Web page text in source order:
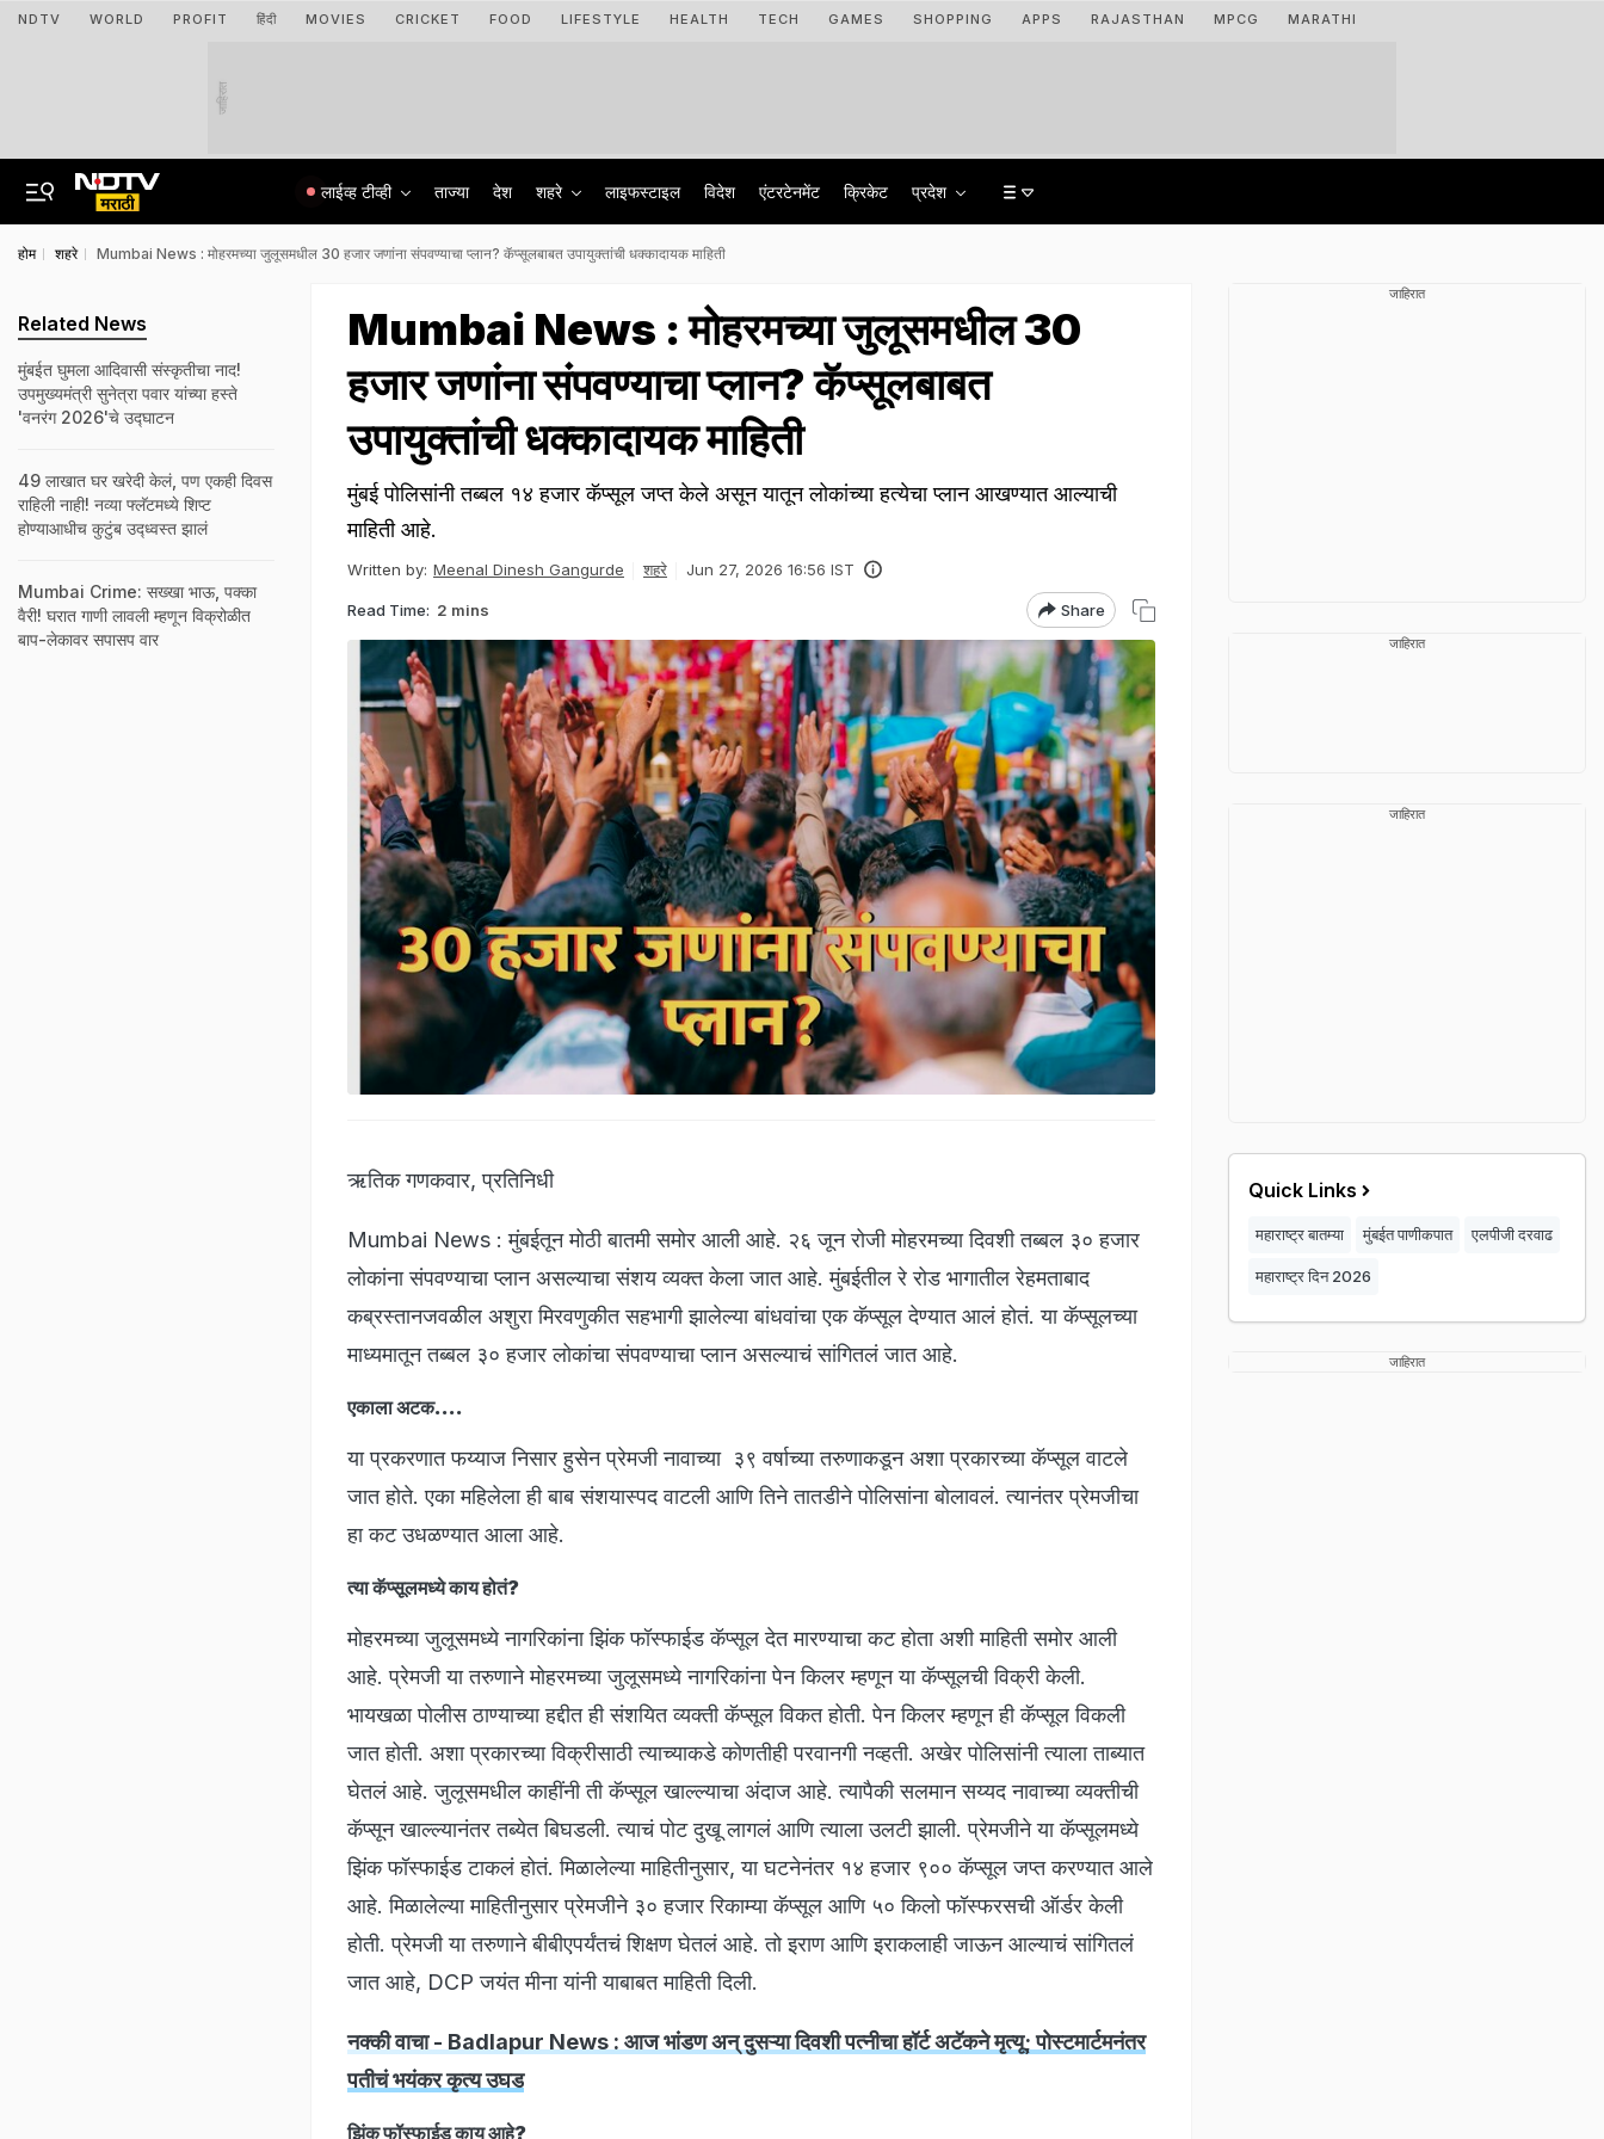
NDTV WORLD PROFIT हिंदी MOVIES CRICKET FOOD LIFESTYLE HEALTH TECH GAMES SHOPPING APPS RAJASTHAN MPCG MARATHI
जाहिरात
लाईव्ह टीव्ही ताज्या देश शहरे लाइफस्टाइल विदेश एंटरटेनमेंट क्रिकेट प्रदेश
होम शहरे Mumbai News : मोहरमच्या जुलूसमधील 30 हजार जणांना संपवण्याचा प्लान? कॅप्सूलबाबत उपायुक्तांची धक्कादायक माहिती
Mumbai News : मोहरमच्या जुलूसमधील 30
हजार जणांना संपवण्याचा प्लान? कॅप्सूलबाबत
उपायुक्तांची धक्कादायक माहिती
मुंबई पोलिसांनी तब्बल १४ हजार कॅप्सूल जप्त केले असून यातून लोकांच्या हत्येचा प्लान आखण्यात आल्याची
माहिती आहे.
Written by: Meenal Dinesh Gangurde शहरे Jun 27, 2026 16:56 IST
Read Time: 2 mins Share
ऋतिक गणकवार, प्रतिनिधी
Mumbai News : मुंबईतून मोठी बातमी समोर आली आहे. २६ जून रोजी मोहरमच्या दिवशी तब्बल ३० हजार
लोकांना संपवण्याचा प्लान असल्याचा संशय व्यक्त केला जात आहे. मुंबईतील रे रोड भागातील रेहमताबाद
कब्रस्तानजवळील अशुरा मिरवणुकीत सहभागी झालेल्या बांधवांचा एक कॅप्सूल देण्यात आलं होतं. या कॅप्सूलच्या
माध्यमातून तब्बल ३० हजार लोकांचा संपवण्याचा प्लान असल्याचं सांगितलं जात आहे.
एकाला अटक....
या प्रकरणात फय्याज निसार हुसेन प्रेमजी नावाच्या ३९ वर्षाच्या तरुणाकडून अशा प्रकारच्या कॅप्सूल वाटले
जात होते. एका महिलेला ही बाब संशयास्पद वाटली आणि तिने तातडीने पोलिसांना बोलावलं. त्यानंतर प्रेमजीचा
हा कट उधळण्यात आला आहे.
त्या कॅप्सूलमध्ये काय होतं?
मोहरमच्या जुलूसमध्ये नागरिकांना झिंक फॉस्फाईड कॅप्सूल देत मारण्याचा कट होता अशी माहिती समोर आली
आहे. प्रेमजी या तरुणाने मोहरमच्या जुलूसमध्ये नागरिकांना पेन किलर म्हणून या कॅप्सूलची विक्री केली.
भायखळा पोलीस ठाण्याच्या हद्दीत ही संशयित व्यक्ती कॅप्सूल विकत होती. पेन किलर म्हणून ही कॅप्सूल विकली
जात होती. अशा प्रकारच्या विक्रीसाठी त्याच्याकडे कोणतीही परवानगी नव्हती. अखेर पोलिसांनी त्याला ताब्यात
घेतलं आहे. जुलूसमधील काहींनी ती कॅप्सूल खाल्ल्याचा अंदाज आहे. त्यापैकी सलमान सय्यद नावाच्या व्यक्तीची
कॅप्सून खाल्ल्यानंतर तब्येत बिघडली. त्याचं पोट दुखू लागलं आणि त्याला उलटी झाली. प्रेमजीने या कॅप्सूलमध्ये
झिंक फॉस्फाईड टाकलं होतं. मिळालेल्या माहितीनुसार, या घटनेनंतर १४ हजार ९०० कॅप्सूल जप्त करण्यात आले
आहे. मिळालेल्या माहितीनुसार प्रेमजीने ३० हजार रिकाम्या कॅप्सूल आणि ५० किलो फॉस्फरसची ऑर्डर केली
होती. प्रेमजी या तरुणाने बीबीएपर्यंतचं शिक्षण घेतलं आहे. तो इराण आणि इराकलाही जाऊन आल्याचं सांगितलं
जात आहे, DCP जयंत मीना यांनी याबाबत माहिती दिली.
नक्की वाचा - Badlapur News : आज भांडण अन् दुसऱ्या दिवशी पत्नीचा हॉर्ट अटॅकने मृत्यू; पोस्टमार्टमनंतर
पतीचं भयंकर कृत्य उघड
झिंक फॉस्फाईड काय आहे?
Related News
मुंबईत घुमला आदिवासी संस्कृतीचा नाद!
उपमुख्यमंत्री सुनेत्रा पवार यांच्या हस्ते
'वनरंग 2026'चे उद्घाटन
49 लाखात घर खरेदी केलं, पण एकही दिवस
राहिली नाही! नव्या फ्लॅटमध्ये शिप्ट
होण्याआधीच कुटुंब उद्ध्वस्त झालं
Mumbai Crime: सख्खा भाऊ, पक्का
वैरी! घरात गाणी लावली म्हणून विक्रोळीत
बाप-लेकावर सपासप वार
जाहिरात
जाहिरात
जाहिरात
Quick Links
महाराष्ट्र बातम्या मुंबईत पाणीकपात एलपीजी दरवाढ
महाराष्ट्र दिन 2026
जाहिरात